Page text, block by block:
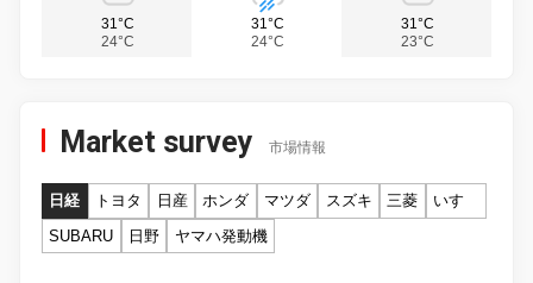
31°C
24°C
31°C
24°C
31°C
23°C
Market survey 市場情報
日経 トヨタ 日産 ホンダ マツダ スズキ 三菱
いすゞ
SUBARU
日野 ヤマハ発動機